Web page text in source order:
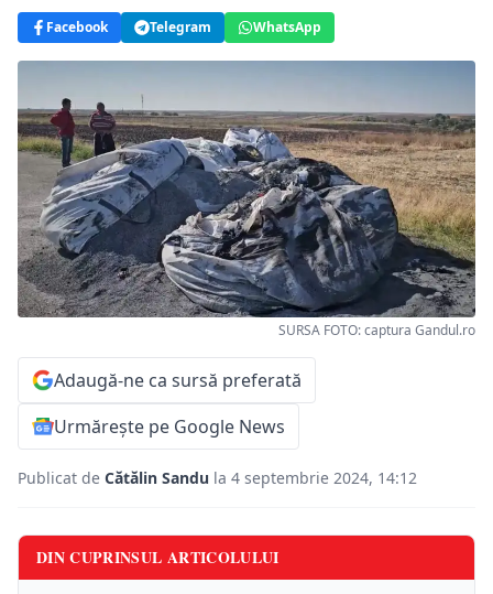
Facebook Telegram WhatsApp
SURSA FOTO: captura Gandul.ro
Adaugă-ne ca sursă preferată
Urmărește pe Google News
Publicat de Cătălin Sandu la 4 septembrie 2024, 14:12
DIN CUPRINSUL ARTICOLULUI